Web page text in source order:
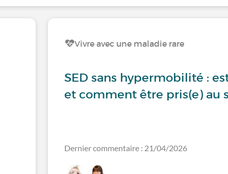
Vivre avec une maladie rare
SED sans hypermobilité :
et comment être pris(e) au
Dernier commentaire : 21/04/2026